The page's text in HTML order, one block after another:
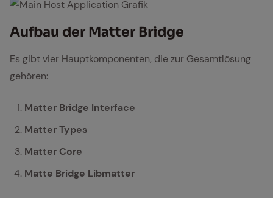
Main Host Application Grafik
Auf­bau der Mat­ter Bridge
Es gibt vier Hauptkomponenten, die zur Gesamtlösung
gehören:
Matter Bridge Interface
Matter Types
Matter Core
Matte Bridge Libmatter